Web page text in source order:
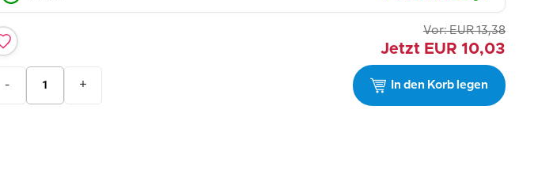
Vor: EUR 13,38
Jetzt EUR 10,03
- + In den Korb legen